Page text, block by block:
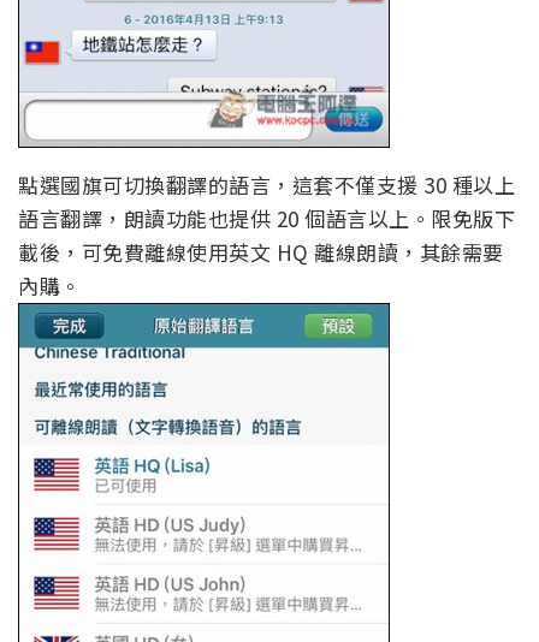
點選國旗可切換翻譯的語言，這套不僅支援 30 種以上
語言翻譯，朗讀功能也提供 20 個語言以上。限免版下
載後，可免費離線使用英文 HQ 離線朗讀，其餘需要
內購。